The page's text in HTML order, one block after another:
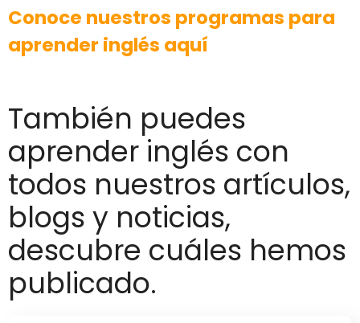
Conoce nuestros programas para
aprender inglés aquí
También puedes
aprender inglés con
todos nuestros artículos,
blogs y noticias,
descubre cuáles hemos
publicado.